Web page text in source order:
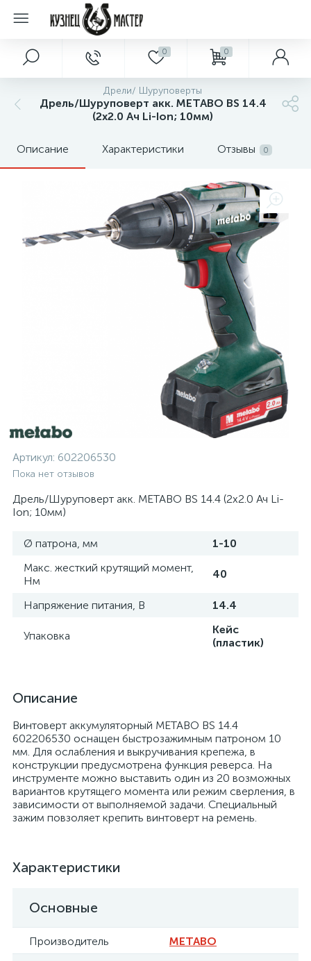
0 0
Дрели/ Шуруповерты
Дрель/Шуруповерт акк. METABO BS 14.4
(2х2.0 Ач Li-Ion; 10мм)
Описание Характеристики Отзывы 0
Артикул: 602206530
Пока нет отзывов
Дрель/Шуруповерт акк. METABO BS 14.4 (2х2.0 Ач Li-
Ion; 10мм)
Ø патрона, мм
1-10
Макс. жесткий крутящий момент,
Нм
40
Напряжение питания, В 14.4
Упаковка
Кейс
(пластик)
Описание
Винтоверт аккумуляторный METABO BS 14.4
602206530 оснащен быстрозажимным патроном 10
мм. Для ослабления и выкручивания крепежа, в
конструкции предусмотрена функция реверса. На
инструменте можно выставить один из 20 возможных
вариантов крутящего момента или режим сверления, в
зависимости от выполняемой задачи. Специальный
зажим повзоляет крепить винтоверт на ремень.
Характеристики
Основные
Производитель METABO